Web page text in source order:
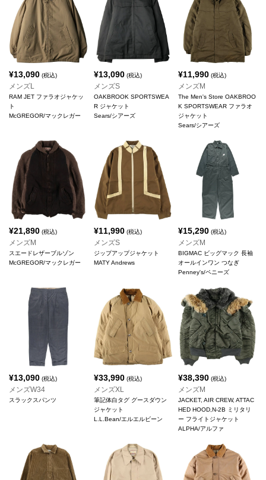
¥13,090 (税込)
メンズL
RAM JET ファラオジャケッ
ト
McGREGOR/マックレガー
¥13,090(税込)
メンズS
OAKBROOK SPORTSWEA
R ジャケット
Sears/シアーズ
¥11,990 (税込)
メンズM
The Men's Store OAKBROO
K SPORTSWEAR ファラオ
ジャケット
Sears/シアーズ
¥21,890 (税込)
メンズM
スエードレザーブルゾン
McGREGOR/マックレガー
¥11,990(税込)
メンズS
ジップアップジャケット
MATY Andrews
¥15,290 (税込)
メンズM
BIGMAC ビッグマック 長袖
オールインワン つなぎ
Penney's/ペニーズ
¥13,090 (税込)
メンズW34
スラックスパンツ
¥33,990(税込)
メンズXL
筆記体白タグ グースダウン
ジャケット
L.L.Bean/エルエルビーン
¥38,390 (税込)
メンズM
JACKET, AIR CREW, ATTAC
HED HOOD,N-2B ミリタリ
ー フライトジャケット
ALPHA/アルファ